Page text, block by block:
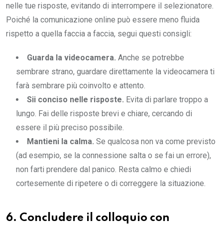
nelle tue risposte, evitando di interrompere il selezionatore.
Poiché la comunicazione online può essere meno fluida
rispetto a quella faccia a faccia, segui questi consigli:
Guarda la videocamera. Anche se potrebbe
sembrare strano, guardare direttamente la videocamera ti
farà sembrare più coinvolto e attento.
Sii conciso nelle risposte. Evita di parlare troppo a
lungo. Fai delle risposte brevi e chiare, cercando di
essere il più preciso possibile.
Mantieni la calma. Se qualcosa non va come previsto
(ad esempio, se la connessione salta o se fai un errore),
non farti prendere dal panico. Resta calmo e chiedi
cortesemente di ripetere o di correggere la situazione.
6. Concludere il colloquio con